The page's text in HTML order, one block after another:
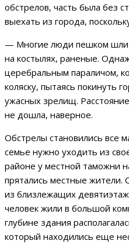
обстрелов, часть была без
выехать из города,
— Многие люди пешком шли
на костылях, раненые.
церебральным параличом,
коляску, пытаясь покинуть
ужасных зрелищ.
не дошла, наверное.
Обстрелы становились все
семье нужно уходить из
районе у местной таможни
прятались местные жители.
из близлежащих
человек жили в большой
глубине здания
который находились еще